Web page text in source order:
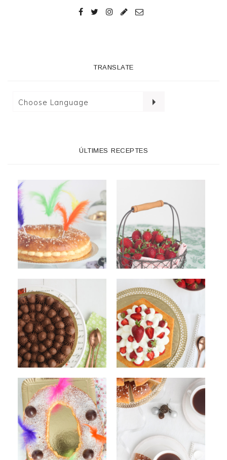
TRANSLATE
ÚLTIMES RECEPTES